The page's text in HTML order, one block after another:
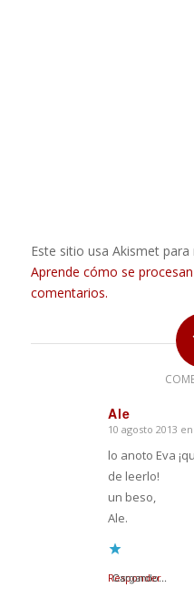
Este sitio usa Akismet para
Aprende cómo se
comentarios.
Ale
Dice:
10 agosto 2013
lo anoto Eva
de leerlo!
un beso,
Ale.
Cargando...
Responder